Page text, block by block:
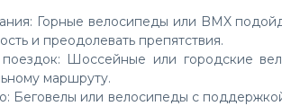
Горные велосипеды или BMX
и преодолевать препятствия.
Шоссейные или городские
маршруту.
Беговелы или велосипеды с